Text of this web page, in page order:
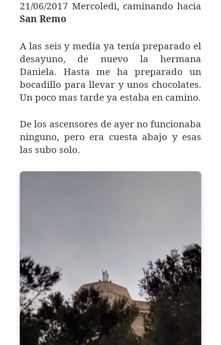
21/06/2017 Mercoledì, caminando hacia
San Remo
A las seis y media ya tenía preparado el
desayuno, de nuevo la hermana
Daniela. Hasta me ha preparado un
bocadillo para llevar y unos chocolates.
Un poco mas tarde ya estaba en camino.
De los ascensores de ayer no funcionaba
ninguno, pero era cuesta abajo y esas
las subo solo.